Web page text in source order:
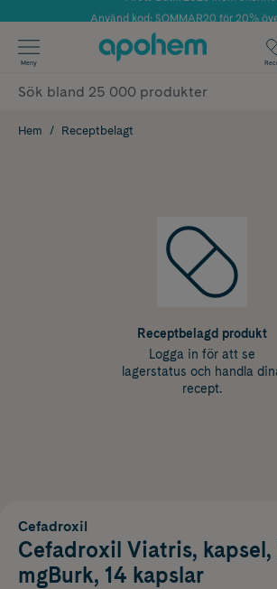
Använd kod: SOMMAR20 för 20%
✓ Fri frakt
✓ Poäng på alla köp*
Meny
Hem Receptbelagt
Receptbelagd produkt
Logga in för att se
lagerstatus och handla
recept.
Cefadroxil
Cefadroxil Viatris,
mgBurk, 14 kapslar